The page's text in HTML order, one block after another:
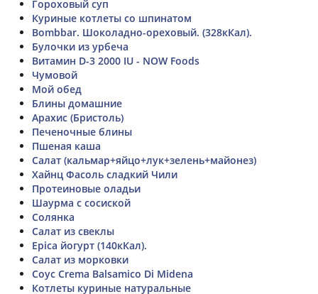
Гороховый суп
Куриные котлеты со шпинатом
Bombbar. Шоколадно-ореховый. (328кКал).
Булочки из урбеча
Витамин D-3 2000 IU - NOW Foods
Чумовой
Мой обед
Блины домашние
Арахис (Бристоль)
Печеночные блины
Пшеная каша
Салат (кальмар+яйцо+лук+зелень+майонез)
Хайнц Фасоль сладкий Чили
Протеиновые оладьи
Шаурма с сосиской
Солянка
Салат из свеклы
Epica йогурт (140кКал).
Салат из морковки
Соус Crema Balsamico Di Midena
Котлеты куриные натуральные